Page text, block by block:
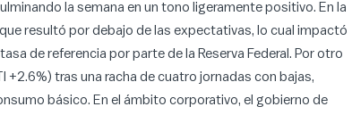
la semana en un tono ligeramente positivo. En la
resultó por debajo de las expectativas, lo cual impactó
de referencia por parte de la Reserva Federal. Por otro
+2.6%) tras una racha de cuatro jornadas con bajas,
básico. En el ámbito corporativo, el gobierno de